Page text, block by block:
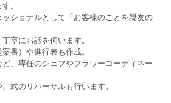
。
ショナルとして「お客様のことを親友の
寧にお話を伺います。
書）や進行表も作成。
、専任のシェフやフラワーコーディネー
式のリハーサルも行います。